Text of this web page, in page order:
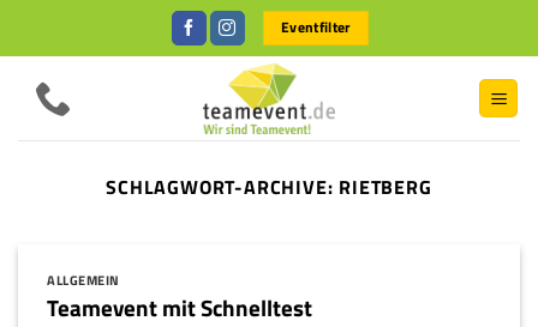
Eventfilter
SCHLAGWORT-ARCHIVE: RIETBERG
ALLGEMEIN
Teamevent mit Schnelltest